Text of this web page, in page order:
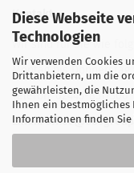
Diese Webseite
Technologien
Wir verwenden Cookies
Drittanbietern, um die
gewährleisten, die
Ihnen ein
Informationen finden
Kontakt
Wir sind für Sie wie
Montag bis Donnerstag
Telefon: 02445-8517300
Email: